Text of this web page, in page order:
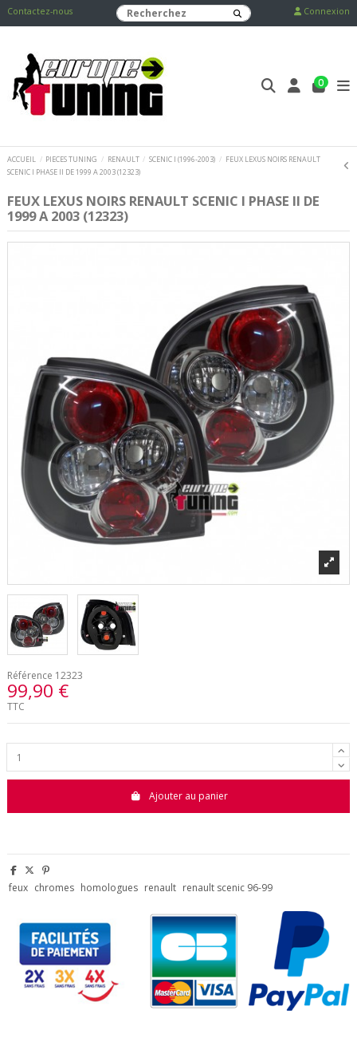
Contactez-nous Connexion
0
ACCUEIL PIECES TUNING RENAULT SCENIC I (1996-2003)
FEUX LEXUS NOIRS RENAULT
SCENIC I PHASE II DE 1999 A 2003 (12323)
FEUX LEXUS NOIRS RENAULT SCENIC I PHASE II DE
1999 A 2003 (12323)
Référence 12323
99,90 €
TTC
Ajouter au panier
feux chromes homologues renault renault scenic 96-99